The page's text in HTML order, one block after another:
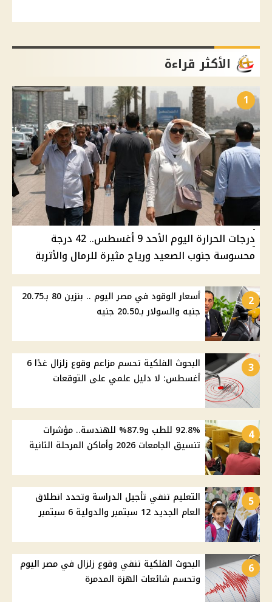
الأكثر قراءة
1
درجات الحرارة اليوم الأحد 9 أغسطس.. 42 درجة
محسوسة جنوب الصعيد ورياح مثيرة للرمال والأتربة
2
أسعار الوقود في مصر اليوم .. بنزين 80 بـ20.75
جنيه والسولار بـ20.50 جنيه
3
البحوث الفلكية تحسم مزاعم وقوع زلزال غدًا 6
أغسطس: لا دليل علمي على التوقعات
4
92.8% للطب و87.9% للهندسة.. مؤشرات
تنسيق الجامعات 2026 وأماكن المرحلة الثانية
5
التعليم تنفي تأجيل الدراسة وتحدد انطلاق
العام الجديد 12 سبتمبر والدولية 6 سبتمبر
6
البحوث الفلكية تنفي وقوع زلزال في مصر اليوم
وتحسم شائعات الهزة المدمرة